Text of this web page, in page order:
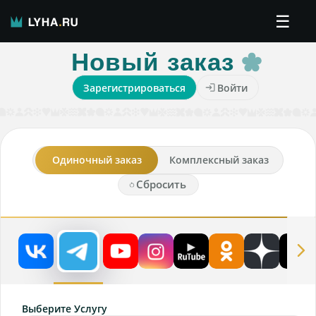
☰
Новый заказ
Зарегистрироваться Войти
Одиночный заказ Комплексный заказ
Сбросить
Выберите Услугу